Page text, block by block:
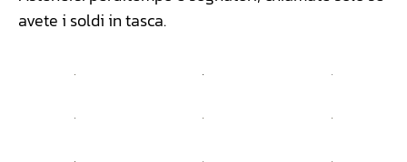
avete i soldi in tasca.